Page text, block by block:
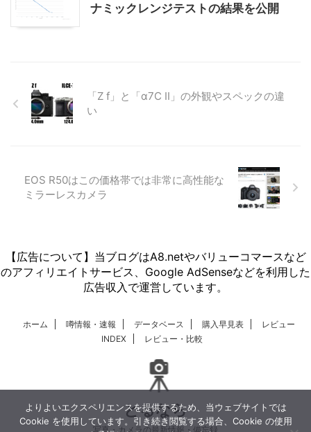
ナミックレンジテストの結果を公開
「Z f」と「α7C II」の外観やスペックの違
い
EOS R50はこの価格帯では非常に高性能な
ミラーレスカメラ
【広告について】当ブログはA8.netやバリューコマースなど
のアフィリエイトサービス、Google AdSenseなどを利用した
広告収入で運営しています。
ホーム 噂情報・速報 データベース 購入早見表
レビュー
INDEX
レビュー・比較
とるなら
写真・カメラの最新情報・備忘録
よりよいエクスペリエンスを提供するため、当ウェブサイトでは
Cookie を使用しています。引き続き閲覧する場合、Cookie の使用